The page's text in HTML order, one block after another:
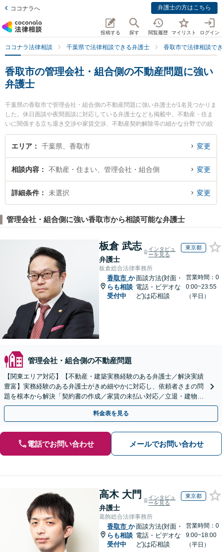
ココナラへ 弁護士の方はこちら
投稿する 探す 閲覧履歴 マイリスト ログイン
ココナラ法律相談 千葉県で法律相談できる弁護士 香取市で法律相談で
香取市の管理会社・組合側の不動産問題に強い
弁護士
千葉県の香取市で管理会社・組合側の不動産問題に強い弁護士が1名見つかりま
した。休日面談や夜間面談に対応している弁護士なども掲載中。不動産・住ま
いに関係する立ち退き交渉や家賃交渉、不動産契約解除等の細かな分野での絞
り込み検索もでき便利です。特に法律事務所TIGERの石原 卓治弁護士のプロフ
ィール情報や弁護士費用、強みなどが注目されています。『香取市で土日や夜
の弁護士を検索したい』『初回相談無料で管理会社・組合側の不動産問題を法
律相談できる香取市内の弁護士に相談予約したい』などでお困りの相談者さん
におすすめです。
エリア 千葉県、香取市 変更
相談内容 不動産・住まい、管理会社・組合側 変更
詳細条件 未選択 変更
管理会社・組合側に強い香取市から相談可能な弁護士
板倉 武志
弁護士
インタビュ
ーを見る
東京都
板倉総合法律事務所
香取市 か
らも相談
受付中
面談方法(対面・
電話・ビデオな
ど)は応相談
営業時間：0
0:00~23:55
（平日）
管理会社・組合側の不動産問題
【関東エリア対応】【不動産・建築実務経験のある弁護士／解決実績
豊富】実務経験のある弁護士がきめ細やかに対応し、依頼者さまの問
題を根本から解決「契約書の作成／家賃の未払い対応／立退・建物の
明け渡し請求／欠陥住宅トラブル」
料金表を見る
電話でお問い合わせ メールでお問い合わせ
高木 大門
弁護士
インタビュ
ーを見る
東京都
葛飾総合法律事務所
香取市 か
らも相談
受付中
面談方法(対面・
電話・ビデオな
ど)は応相談
営業時間：0
9:00~18:00
（平日）